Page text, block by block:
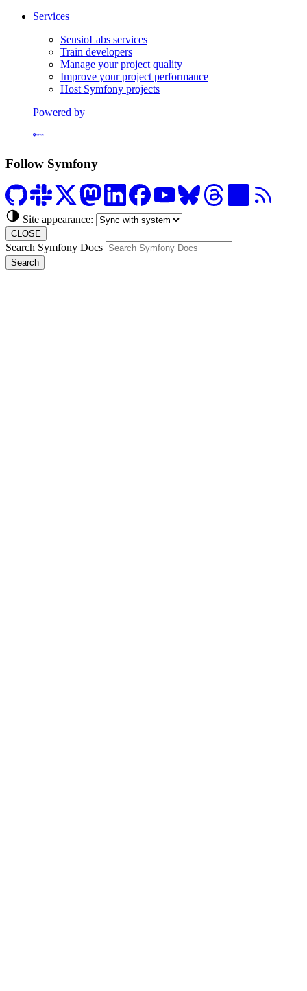
Services
SensioLabs services
Train developers
Manage your project quality
Improve your project performance
Host Symfony projects
Powered by
Formerly Platform.sh
Follow Symfony
Site appearance:
CLOSE
Search Symfony Docs
Search